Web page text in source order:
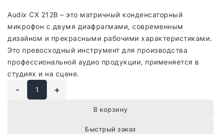
Audix CX 212B – это матричный конденсаторный
микрофон с двумя диафрагмами, современным
дизайном и прекрасными рабочими характеристиками.
Это превосходный инструмент для производства
профессиональной аудио продукции, применяется в
студиях и на сцене.
- +
В корзину
Быстрый заказ